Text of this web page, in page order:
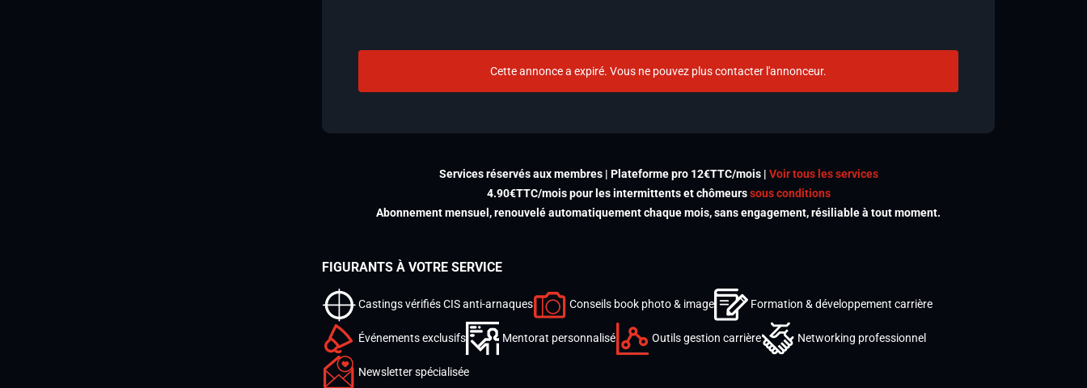
Cette annonce a expiré. Vous ne pouvez plus contacter l'annonceur.
Services réservés aux membres | Plateforme pro 12€TTC/mois | Voir tous les services
4.90€TTC/mois pour les intermittents et chômeurssous conditions
Abonnement mensuel, renouvelé automatiquement chaque mois, sans engagement, résiliable à tout moment.
FIGURANTS À VOTRE SERVICE
Castings vérifiés CIS anti-arnaques Conseils book photo & image Formation & développement carrière
Événements exclusifs Mentorat personnalisé Outils gestion carrière Networking professionnel
Newsletter spécialisée